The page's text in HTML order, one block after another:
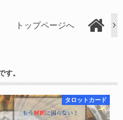
トップページへ
す。
タロットカード